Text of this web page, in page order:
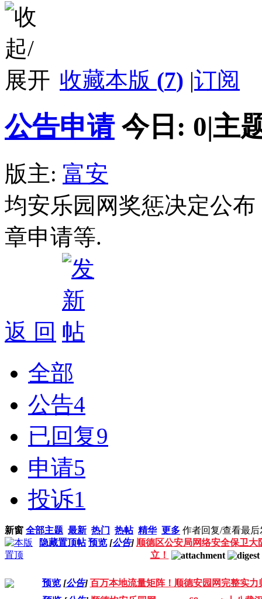
收藏本版 (7) |订阅
公告申请 今日: 0|主
版主: 富安
均安乐园网奖惩决定公
章申请等.
返 回
全部
公告4
已回复9
申请5
投诉1
新窗 全部主题 最新 热门 热帖 精华 更多 作者回复/查看最后
隐藏置顶帖 预览 [公告] 顺德区公安局网络安全保卫
立！
预览 [公告] 百万本地流量矩阵！顺德安园网完整实力